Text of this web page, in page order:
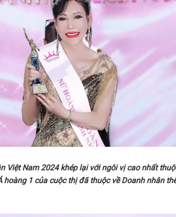
Việt Nam 2024 khép lại với ngôi vị cao nhất
1 của cuộc thị đã thuộc về Doanh nhân